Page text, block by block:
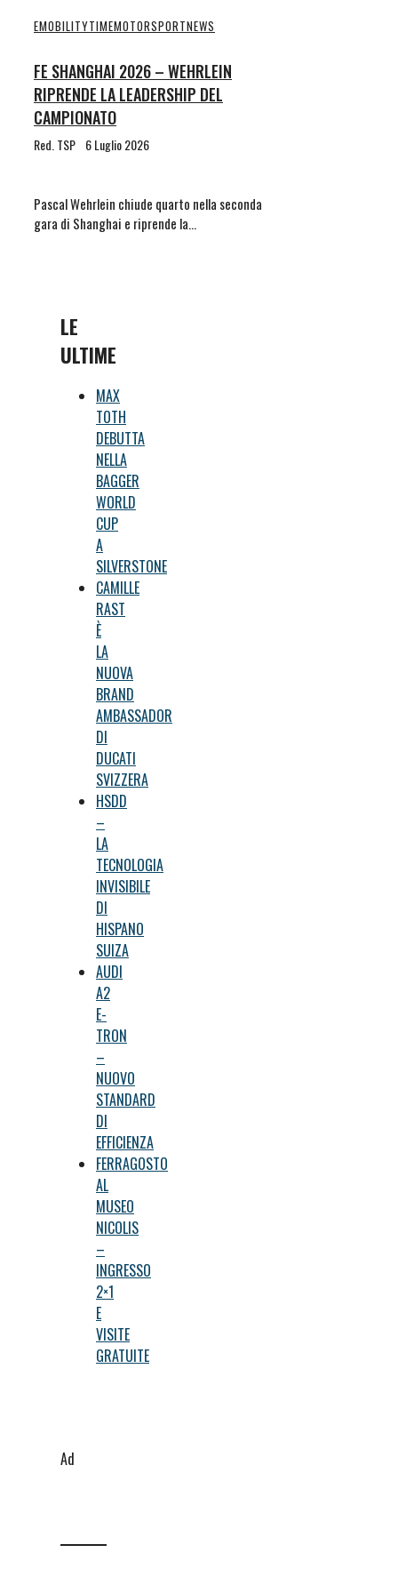
EMOBILITYTIMEMOTORSPORTNEWS
FE SHANGHAI 2026 – WEHRLEIN
RIPRENDE LA LEADERSHIP DEL
CAMPIONATO
Red. TSP 6 Luglio 2026
Pascal Wehrlein chiude quarto nella seconda
gara di Shanghai e riprende la…
LE
ULTIME
MAX
TOTH
DEBUTTA
NELLA
BAGGER
WORLD
CUP
A
SILVERSTONE
CAMILLE
RAST
È
LA
NUOVA
BRAND
AMBASSADOR
DI
DUCATI
SVIZZERA
HSDD
–
LA
TECNOLOGIA
INVISIBILE
DI
HISPANO
SUIZA
AUDI
A2
E-
TRON
–
NUOVO
STANDARD
DI
EFFICIENZA
FERRAGOSTO
AL
MUSEO
NICOLIS
–
INGRESSO
2×1
E
VISITE
GRATUITE
Ad